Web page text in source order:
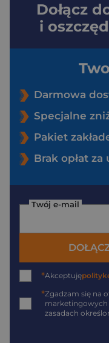
Dołącz
i
Darmowa
Specjalne
Pakiet
Brak opłat
Twój e-mail
*Akceptuję
*Zgadzam się na
marketingowych
zasadach